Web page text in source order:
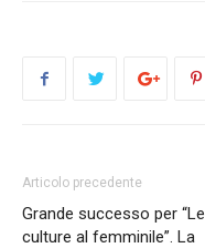
Articolo precedente
Grande successo per “Le
culture al femminile”. La